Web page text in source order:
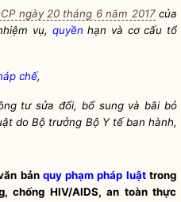
ngày 20 tháng 6 năm 2017của
vụ, quyền hạn và cơ cấu tổ
chế,
tư sửa đổi, bổ sung và bãi bỏ
doBộ trưởng Bộ Y tế ban hành,
bản quy phạm pháp luậttrong
chống HIV/AIDS, an toàn thực